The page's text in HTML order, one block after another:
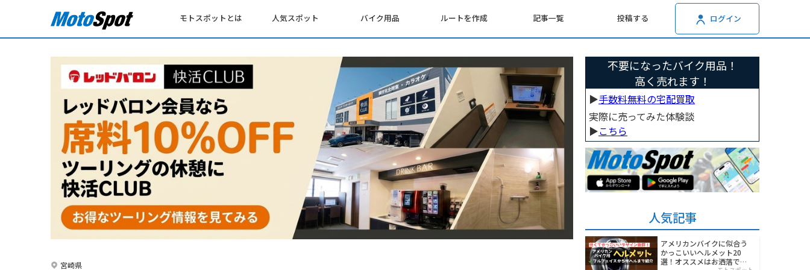
モトスポットとは 人気スポット バイク用品 ルートを作成 記事一覧 投稿する ログイン
宮崎県
不要になったバイク用品！
高く売れます！
▶︎手数料無料の宅配買取
実際に売ってみた体験談
▶︎こちら
人気記事
アメリカンバイクに似合う
かっこいいヘルメット20
選！オススメはお洒落でワ